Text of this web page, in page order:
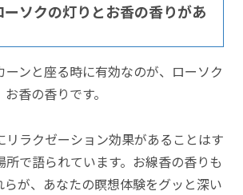
ソクの灯りとお香の香りがあ
ーンと座る時に有効なのが、ローソク
香の香りです。
リラクゼーション効果があることはす
所で語られています。お線香の香りも
らが、あなたの瞑想体験をグッと深い